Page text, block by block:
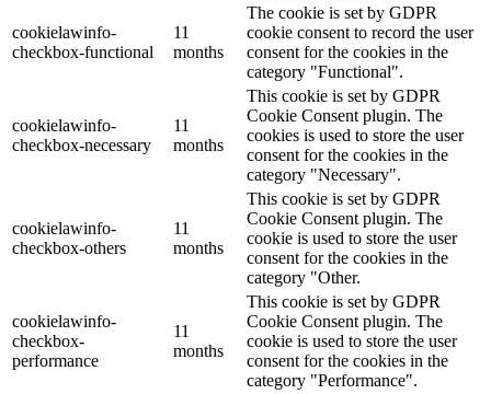
cookielawinfo-
checkbox-functional
11
months
The cookie is set by GDPR
cookie consent to record the user
consent for the cookies in the
category "Functional".
cookielawinfo-
checkbox-necessary
11
months
This cookie is set by GDPR
Cookie Consent plugin. The
cookies is used to store the user
consent for the cookies in the
category "Necessary".
cookielawinfo-
checkbox-others
11
months
This cookie is set by GDPR
Cookie Consent plugin. The
cookie is used to store the user
consent for the cookies in the
category "Other.
cookielawinfo-
checkbox-
performance
11
months
This cookie is set by GDPR
Cookie Consent plugin. The
cookie is used to store the user
consent for the cookies in the
category "Performance".